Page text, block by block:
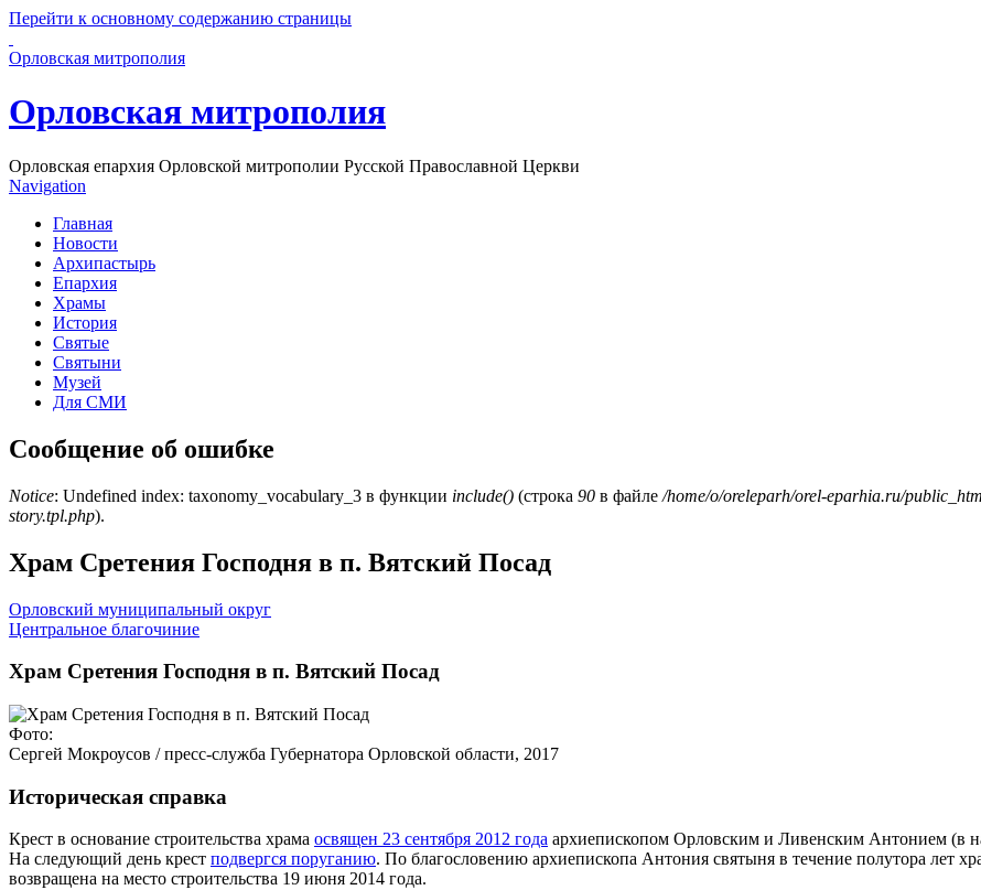
Перейти к основному содержанию страницы
Орловская митрополия
Орловская митрополия
Орловская епархия Орловской митрополии Русской Православной Церкви
Navigation
Главная
Новости
Архипастырь
Епархия
Храмы
История
Святые
Святыни
Музей
Для СМИ
Сообщение об ошибке
Notice: Undefined index: taxonomy_vocabulary_3 в функции include() (строка 90 в файле /home/o/oreleparh/orel-eparhia.ru/
story.tpl.php).
Храм Сретения Господня в п. Вятский Посад
Орловский муниципальный округ
Центральное благочиние
Храм Сретения Господня в п. Вятский Посад
Фото:
Сергей Мокроусов / пресс-служба Губернатора Орловской области, 2017
Историческая справка
Крест в основание строительства храма освящен 23 сентября 2012 года архиепископом Орловским и Ливенским Антонием (в
На следующий день крест подвергся поруганию. По благословению архиепископа Антония святыня в течение полутора лет
возвращена на место строительства 19 июня 2014 года.